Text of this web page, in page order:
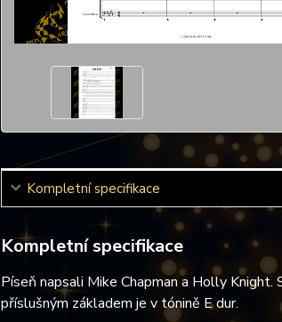
Kompletní specifikace
Kompletní specifikace
Píseň napsali Mike Chapman a Holly
příslušným základem je v tónině E dur.